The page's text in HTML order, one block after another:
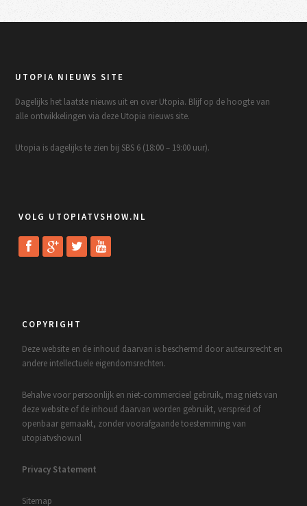
UTOPIA NIEUWS SITE
Dagelijks het laatste nieuws uit en over Utopia. Blijf op de hoogte van
alle ontwikkelingen via deze Utopia nieuws site.
Utopia is dagelijks te zien bij SBS 6 (18:00 – 19:00 uur).
VOLG UTOPIATVSHOW.NL
COPYRIGHT
Deze website en de inhoud daarvan is beschermd door auteursrecht en
andere intellectuele eigendomsrechten.
Behalve voor persoonlijk en niet-commercieel gebruik, mag niets van
deze website of de inhoud daarvan worden gebruikt, verspreid of
openbaar gemaakt, zonder voorafgaande toestemming van
utopiatvshow.nl
Privacy Statement
Sitemap